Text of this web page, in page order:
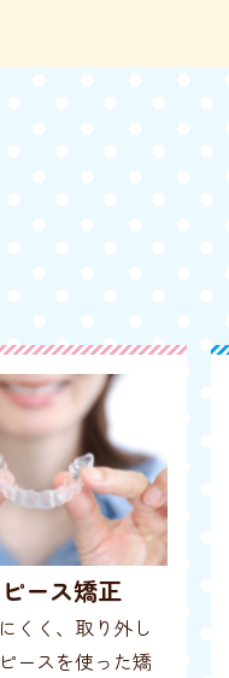
ース矯正
くく、取り外し
ースを使った矯